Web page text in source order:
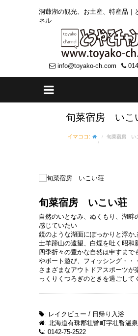
洞爺湖の観光、お土産、特産品｜
ネル
info@toyako-ch.com
旬菜宿房 いこ
イマココ: 旬菜宿房 い
旬菜宿房 いこい荘
自然のいとなみ、ぬくもり、湖畔
感じていたい
鏡のような湖面にぽっかりと浮か
士羊蹄山の遠望、白煙を吐く昭和
四季折々の豊かな自然は申すまで
やボート遊び、フィッシング・・・
さまざまなアウトドアスポーツが
っくりくつろぎのときを過ごして
: レイクビュー / 日帰り入浴
: 北海道有珠郡壮瞥町字壮瞥温
: 0142-75-2522